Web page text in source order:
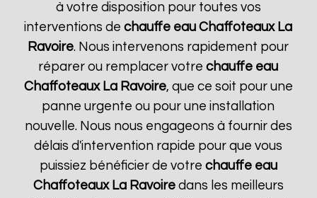
à votre disposition pour toutes vos
interventions dechauffe eau Chaffoteaux La
Ravoire. Nous intervenons rapidement pour
réparer ou remplacer votrechauffe eau
Chaffoteaux La Ravoire, que ce soit pour une
panne urgente ou pour une installation
nouvelle. Nous nous engageons à fournir des
délais d'intervention rapide pour que vous
puissiez bénéficier de votre chauffe eau
Chaffoteaux La Ravoiredans les meilleurs